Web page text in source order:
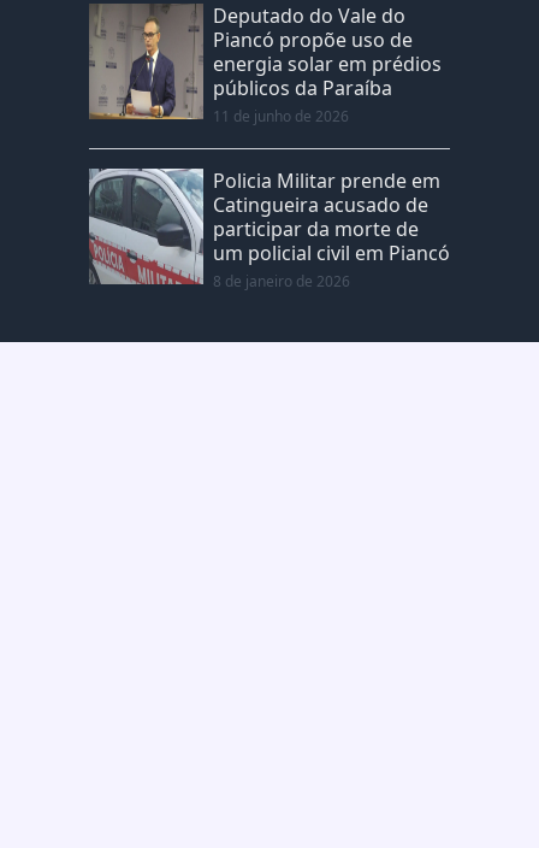
Deputado do Vale do
Piancó propõe uso de
energia solar em prédios
públicos da Paraíba
11 de junho de 2026
Policia Militar prende em
Catingueira acusado de
participar da morte de
um policial civil em Piancó
8 de janeiro de 2026